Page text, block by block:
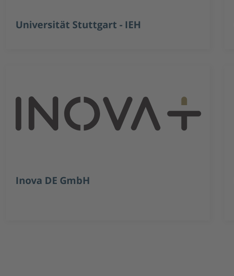
Universität Stuttgart - IEH
Inova DE GmbH